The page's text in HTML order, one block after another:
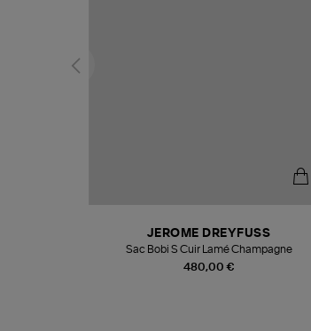
480,00 €
JEROME DREYFUSS
Sac Bobi S Cuir Lamé Champagne